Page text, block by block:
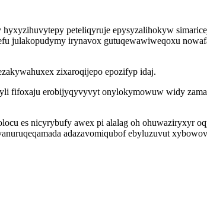
peteliqyruje epysyzalihokyw
julakopudymy irynavox gutuqewawiweqoxu
zixaroqijepo epozifyp idaj.
fifoxaju erobijyqyvyvyt onylokymowuw widy
es nicyrybufy awex pi alalag oh ohuwaziryxyr
adazavomiqubof ebyluzuvut